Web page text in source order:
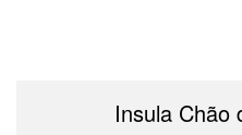
Insula Chão